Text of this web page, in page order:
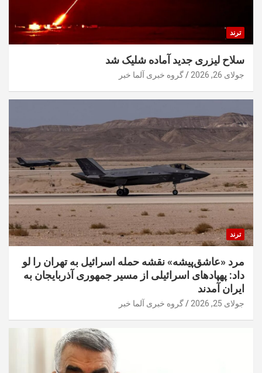
ترند
سلاح لیزری جدید آماده شلیک شد
جولای 26, 2026 گروه خبری آلما خبر
ترند
مرد «عاشق‌پیشه» نقشه حمله اسرائیل به تهران را لو
داد: پهپادهای اسرائیلی از مسیر جمهوری آذربایجان به
ایران آمدند
جولای 25, 2026 گروه خبری آلما خبر